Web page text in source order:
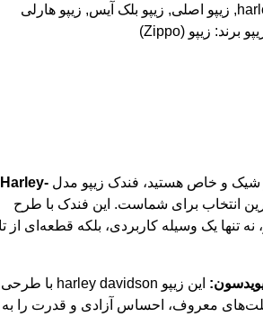
, زیپو اصلی, زیپو بلک آیس, زیپو هارلی
برند: زیپو (Zippo)
شیک و خاص هستید، فندک زیپو مدلHarley-
انتخاب برای شماست. این فندک با طرح
نه تنها یک وسیله کاربردی، بلکه قطعه‌ای از
این زیپو harley davidson
با طرحی
معروف، احساس آزادی و قدرت را به